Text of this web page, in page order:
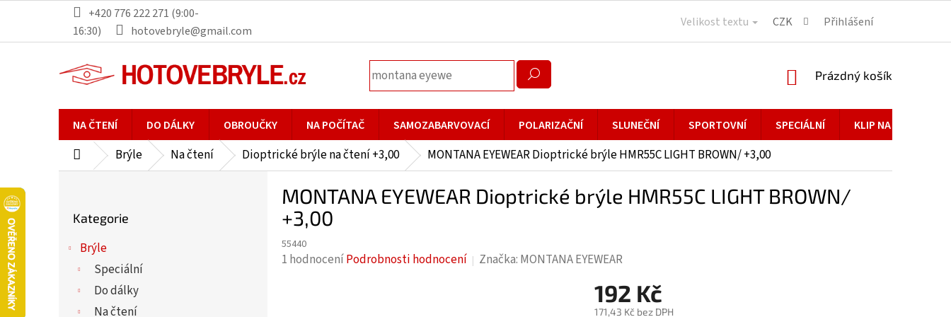
obsah
+420 776 222 271 (9:00-
16:30)
hotovebryle@gmail.com
Velikost textu CZK Přihlášení
NÁKUPNÍ
Prázdný košík
NA ČTENÍ DO DÁLKY OBROUČKY NA POČÍTAČ SAMOZABARVOVACÍ POLARIZAČNÍ SLUNEČNÍ SPORTOVNÍ SPECIÁLNÍ KLIP NA BRÝLE
DomůBrýle Na čtení Dioptrické brýle na čtení +3,00 MONTANA EYEWEAR Dioptrické brýle HMR55C LIGHT BROWN/ +3,00
kategorie
Kategorie
Brýle
Speciální
Do dálky
Na čtení
MONTANA EYEWEAR Dioptrické brýle HMR55C LIGHT BROWN/
+3,00
55440
Průměrné
1 hodnoceníPodrobnosti hodnocení Značka: MONTANA EYEWEAR
192 Kč
171,43 Kč bez DPH